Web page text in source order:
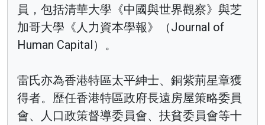
員，包括清華大學《中國與世界觀察》與芝
加哥大學《人力資本學報》（Journal of
Human Capital）。
雷氏亦為香港特區太平紳士、銅紫荊星章獲
得者。歷任香港特區政府長遠房屋策略委員
會、人口政策督導委員會、扶貧委員會等十